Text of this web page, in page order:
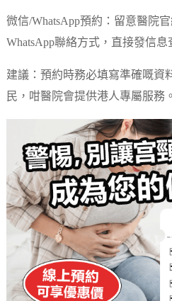
微信/WhatsApp預約：留意醫院
WhatsApp聯絡方式，直接發信息
建議：預約時務必填寫準確嘅資
民，咁醫院會提供港人專屬服務。